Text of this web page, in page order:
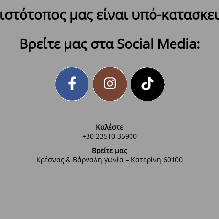
μας είναι υπό-
Βρείτε μας στα Social Media:
Καλέστε
+30 23510 35900
Βρείτε μας
Κρέσνας & Βάρναλη γωνία – Κατερίνη 60100